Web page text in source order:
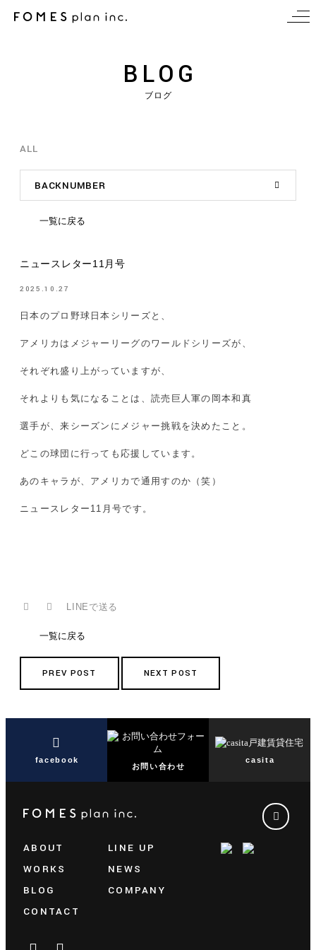
BLOG
ブログ
ALL
BACKNUMBER
一覧に戻る
ニュースレター11月号
2025.10.27
日本のプロ野球日本シリーズと、
アメリカはメジャーリーグのワールドシリーズが、
それぞれ盛り上がっていますが、
それよりも気になることは、読売巨人軍の岡本和真
選手が、来シーズンにメジャー挑戦を決めたこと。
どこの球団に行っても応援しています。
あのキャラが、アメリカで通用すのか（笑）
ニュースレター11月号です。
LINEで送る
一覧に戻る
PREV POST NEXT POST
facebook
お問い合わせ
casita
ABOUT
LINE UP
WORKS
NEWS
BLOG
COMPANY
CONTACT